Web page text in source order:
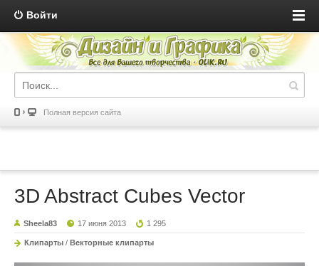
Войти
Полная версия сайта
3D Abstract Cubes Vector
Sheela83 17 июня 2013 1 295
Клипарты / Векторные клипарты